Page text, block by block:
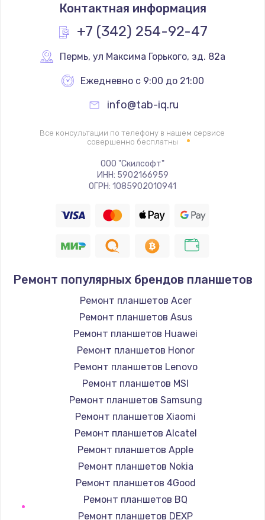
880 руб.
Заказать
Замена кнопки питания
1100 руб.
Заказать
Ремонт мембраны
Заказать
Замена микросхемы зарядки
Заказать
Замена микросхемы управления
1100 руб.
Заказать
Замена микросхемы NFC
1100 руб.
Заказать
Замена разъема наушников
880 руб.
Заказать
Ремонт микросхемы управления
Контактная информация
+7 (342) 254-92-47
Пермь, ул Максима Горького, зд. 82а
Ежедневно с 9:00 до 21:00
info@tab-iq.ru
Все консультации по телефону в нашем сервисе
совершенно бесплатны
ООО "Скилсофт"
ИНН: 5902166959
ОГРН: 1085902010941
Ремонт популярных брендов планшетов
Ремонт планшетов Acer
Ремонт планшетов Asus
Ремонт планшетов Huawei
Ремонт планшетов Honor
Ремонт планшетов Lenovo
Ремонт планшетов MSI
Ремонт планшетов Samsung
Ремонт планшетов Xiaomi
Ремонт планшетов Alcatel
Ремонт планшетов Apple
Ремонт планшетов Nokia
Ремонт планшетов 4Good
Ремонт планшетов BQ
Ремонт планшетов DEXP